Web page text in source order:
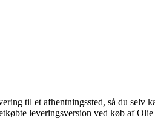
til et afhentningssted, så du selv
leveringsversion ved køb af